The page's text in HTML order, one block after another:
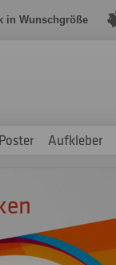
in Wunschgröße
Aufkleber